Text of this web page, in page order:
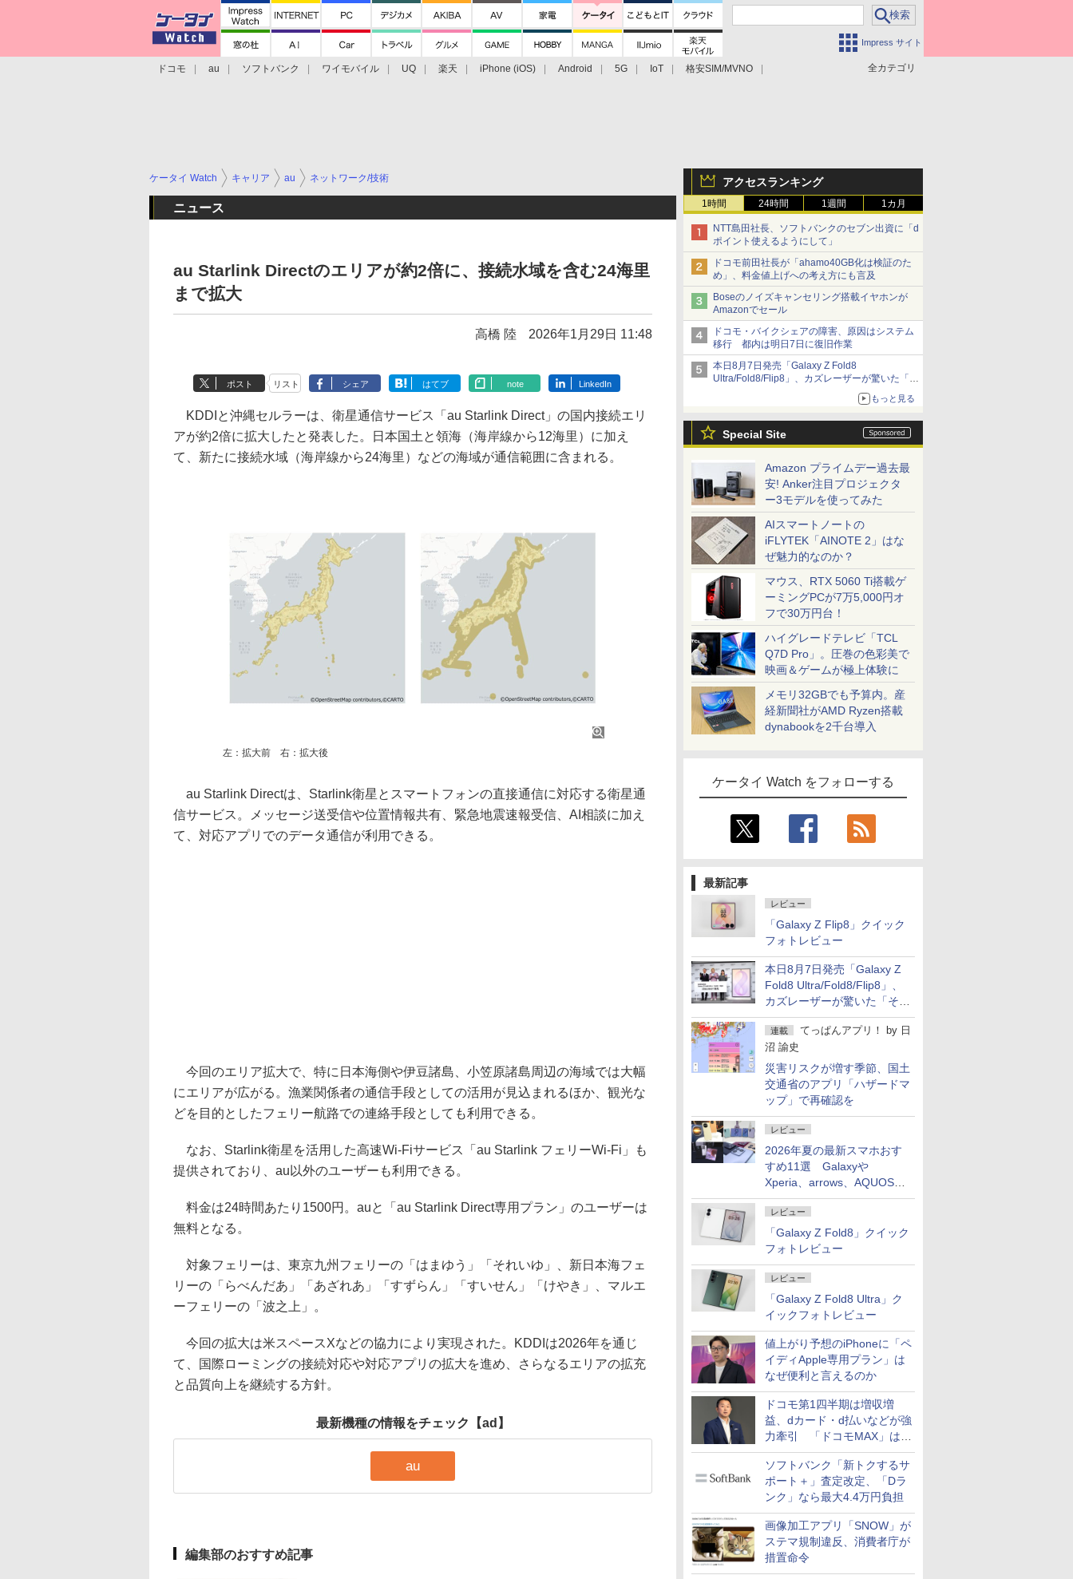
Impress サイト
全カテゴリ
ドコモ au ソフトバンク ワイモバイル UQ 楽天 iPhone (iOS) Android 5G IoT
格安SIM/MVNO
アクセスランキング
1時間 24時間 1週間 1カ月
NTT島田社長、ソフトバンクのセブン出資に「d
ポイント使えるようにして」
ドコモ前田社長が「ahamo40GB化は検証のた
め」、料金値上げへの考え方にも言及
Boseのノイズキャンセリング搭載イヤホンが
Amazonでセール
ドコモ・バイクシェアの障害、原因はシステム
移行 都内は明日7日に復旧作業
本日8月7日発売「Galaxy Z Fold8
Ultra/Fold8/Flip8」、カズレーザーが驚いた「そ
もっと見る
Special Site
Amazon プライムデー過去最
安! Anker注目プロジェクタ
ー3モデルを使ってみた
AIスマートノートの
iFLYTEK「AINOTE 2」はな
ぜ魅力的なのか？
マウス、RTX 5060 Ti搭載ゲ
ーミングPCが7万5,000円オ
フで30万円台！
ハイグレードテレビ「TCL
Q7D Pro」。圧巻の色彩美で
映画＆ゲームが極上体験に
メモリ32GBでも予算内。産
経新聞社がAMD Ryzen搭載
dynabookを2千台導入
ケータイ Watch をフォローする
最新記事
レビュー
「Galaxy Z Flip8」クイック
フォトレビュー
本日8月7日発売「Galaxy Z
Fold8 Ultra/Fold8/Flip8」、
カズレーザーが驚いた「そば
屋のメニュー並みの薄さ」
連載 てっぱんアプリ！ by 日
沼 諭史
災害リスクが増す季節、国土
交通省のアプリ「ハザードマ
ップ」で再確認を
レビュー
2026年夏の最新スマホおす
すめ11選 Galaxyや
Xperia、arrows、AQUOSな
ど注目機種の特徴は
レビュー
「Galaxy Z Fold8」クイック
フォトレビュー
レビュー
「Galaxy Z Fold8 Ultra」ク
イックフォトレビュー
値上がり予想のiPhoneに「ペ
イディApple専用プラン」は
なぜ便利と言えるのか
ドコモ第1四半期は増収増
益、dカード・d払いなどが強
力牽引 「ドコモMAX」は
400万契約突破
ソフトバンク「新トクするサ
ポート＋」査定改定、「Dラ
ンク」なら最大4.4万円負担
画像加工アプリ「SNOW」が
ステマ規制違反、消費者庁が
措置命令
ケータイ Watch キャリア au ネットワーク/技術
ニュース
au Starlink Directのエリアが約2倍に、接続水域を含む24海里
まで拡大
高橋 陸 2026年1月29日 11:48
ポスト リスト シェア はてブ note LinkedIn
KDDIと沖縄セルラーは、衛星通信サービス「au Starlink Direct」の国内接続エリ
アが約2倍に拡大したと発表した。日本国土と領海（海岸線から12海里）に加え
て、新たに接続水域（海岸線から24海里）などの海域が通信範囲に含まれる。
左：拡大前 右：拡大後
au Starlink Directは、Starlink衛星とスマートフォンの直接通信に対応する衛星通
信サービス。メッセージ送受信や位置情報共有、緊急地震速報受信、AI相談に加え
て、対応アプリでのデータ通信が利用できる。
今回のエリア拡大で、特に日本海側や伊豆諸島、小笠原諸島周辺の海域では大幅
にエリアが広がる。漁業関係者の通信手段としての活用が見込まれるほか、観光な
どを目的としたフェリー航路での連絡手段としても利用できる。
なお、Starlink衛星を活用した高速Wi-Fiサービス「au Starlink フェリーWi-Fi」も
提供されており、au以外のユーザーも利用できる。
料金は24時間あたり1500円。auと「au Starlink Direct専用プラン」のユーザーは
無料となる。
対象フェリーは、東京九州フェリーの「はまゆう」「それいゆ」、新日本海フェ
リーの「らべんだあ」「あざれあ」「すずらん」「すいせん」「けやき」、マルエ
ーフェリーの「波之上」。
今回の拡大は米スペースXなどの協力により実現された。KDDIは2026年を通じ
て、国際ローミングの接続対応や対応アプリの拡大を進め、さらなるエリアの拡充
と品質向上を継続する方針。
最新機種の情報をチェック 【ad】
au
編集部のおすすめ記事